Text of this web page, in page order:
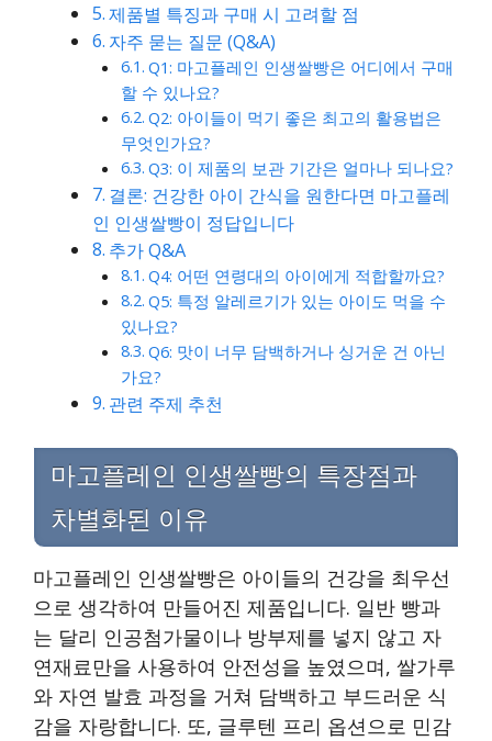
제품별 특징과 구매 시 고려할 점
자주 묻는 질문 (Q&A)
Q1: 마고플레인 인생쌀빵은 어디에서 구매
할 수 있나요?
Q2: 아이들이 먹기 좋은 최고의 활용법은
무엇인가요?
Q3: 이 제품의 보관 기간은 얼마나 되나요?
결론: 건강한 아이 간식을 원한다면 마고플레
인 인생쌀빵이 정답입니다
추가 Q&A
Q4: 어떤 연령대의 아이에게 적합할까요?
Q5: 특정 알레르기가 있는 아이도 먹을 수
있나요?
Q6: 맛이 너무 담백하거나 싱거운 건 아닌
가요?
관련 주제 추천
마고플레인 인생쌀빵의 특장점과
차별화된 이유
마고플레인 인생쌀빵은 아이들의 건강을 최우선
으로 생각하여 만들어진 제품입니다. 일반 빵과
는 달리 인공첨가물이나 방부제를 넣지 않고 자
연재료만을 사용하여 안전성을 높였으며, 쌀가루
와 자연 발효 과정을 거쳐 담백하고 부드러운 식
감을 자랑합니다. 또, 글루텐 프리 옵션으로 민감